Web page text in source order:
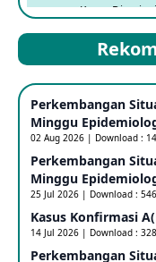
Kasus
Mpox Clade
25
Update
Penetapan
Uganda
Perkembangan
Minggu
02 Aug 2026 | Download :
Perkembangan
Minggu
25 Jul 2026 | Download :
Kasus Konfirmasi
14 Jul 2026 | Download :
Perkembangan